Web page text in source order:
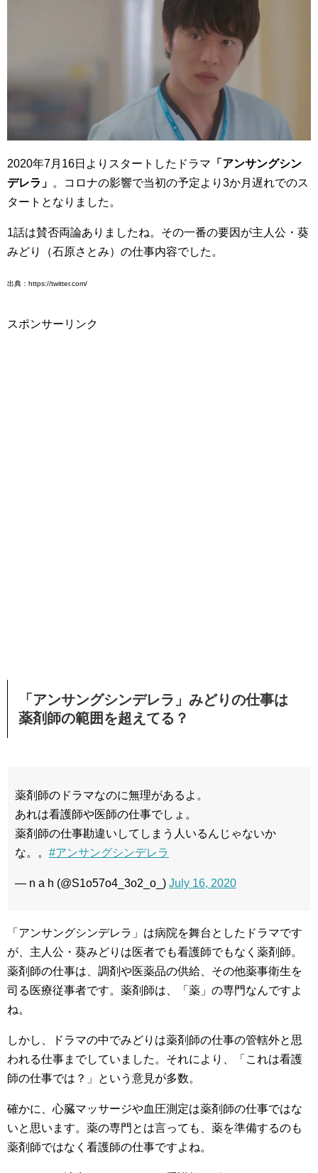
2020年7月16日よりスタートしたドラマ 「アンサングシン
デレラ」 。コロナの影響で当初の予定より3か月遅れでのス
タートとなりました。
1話は賛否両論ありましたね。その一番の要因が主人公・葵
みどり（石原さとみ）の仕事内容でした。
出典：https://twitter.com/
スポンサーリンク
「アンサングシンデレラ」みどりの仕事は
薬剤師の範囲を超えてる？
薬剤師のドラマなのに無理があるよ。
あれは看護師や医師の仕事でしょ。
薬剤師の仕事勘違いしてしまう人いるんじゃないか
な。。 #アンサングシンデレラ
— n a h (@S1o57o4_3o2_o_) July 16, 2020
「アンサングシンデレラ」は病院を舞台としたドラマです
が、主人公・葵みどりは医者でも看護師でもなく薬剤師。
薬剤師の仕事は、調剤や医薬品の供給、その他薬事衛生を
司る医療従事者です。薬剤師は、「薬」の専門なんですよ
ね。
しかし、ドラマの中でみどりは薬剤師の仕事の管轄外と思
われる仕事までしていました。それにより、「これは看護
師の仕事では？」という意見が多数。
確かに、心臓マッサージや血圧測定は薬剤師の仕事ではな
いと思います。薬の専門とは言っても、薬を準備するのも
薬剤師ではなく看護師の仕事ですよね。